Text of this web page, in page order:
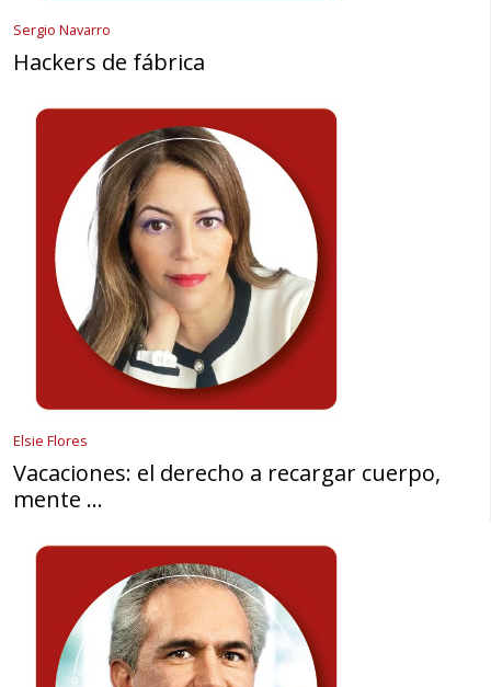
Sergio Navarro
Hackers de fábrica
Elsie Flores
Vacaciones: el derecho a recargar cuerpo,
mente …